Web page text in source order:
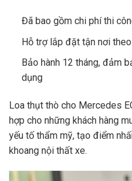
Đã bao gồm chi phí thi
Hỗ trợ lắp đặt tận nơi
Bảo hành 12 tháng, đảm
dụng
Loa thụt thò cho Mercedes
hợp cho những khách hàng
yếu tố thẩm mỹ, tạo điểm
khoang nội thất xe.